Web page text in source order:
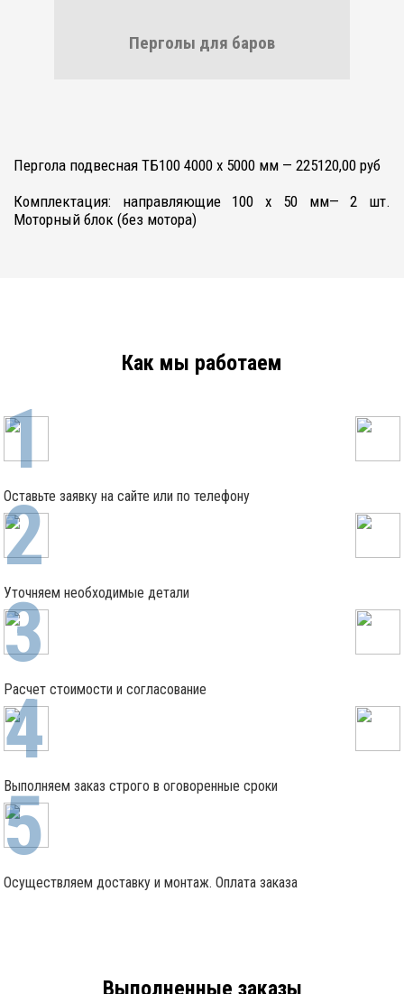
Перголы для баров
Пергола подвесная ТБ100 4000 х 5000 мм — 225120,00 руб
Комплектация: направляющие 100 х 50 мм— 2 шт.
Моторный блок (без мотора)
Как мы работаем
Оставьте заявку на сайте или по телефону
Уточняем необходимые детали
Расчет стоимости и согласование
Выполняем заказ строго в оговоренные сроки
Осуществляем доставку и монтаж. Оплата заказа
Выполненные заказы